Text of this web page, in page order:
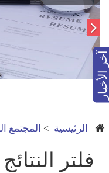
آخر الأخبار
الرئيسية > المجتمع
فلتر النتائج